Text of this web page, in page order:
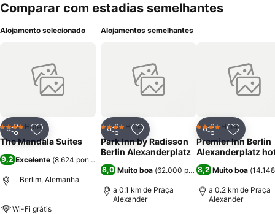
Comparar com estadias semelhantes
Alojamento selecionado
PartilharAdicionar aos favoritos
4 EstrelasHotel
The Mandala Suites
9,2 Excelente (8.624 pontuações
Berlim, Alemanha
Wi-Fi grátis
Alojamentos semelhantes
PartilharAdicionar aos favoritos
4 EstrelasHotel
Park Inn by Radisson
Berlin Alexanderplatz
8,0 Muito boa (62.000 pontuações)
a 0.1 km de Praça
Alexander
Partilhar
4 EstrelasHotel
Premier Inn Berlin
Alexanderplatz
8,2 Muito boa (
a 0.2 km de Praça
Alexander